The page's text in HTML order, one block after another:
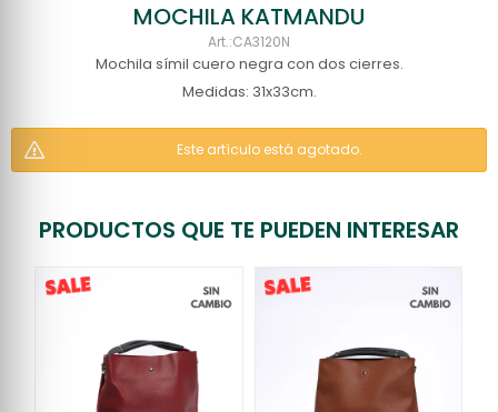
MOCHILA KATMANDU
CA3120N
Mochila símil cuero negra con dos cierres.
Medidas: 31x33cm.
Este artículo está agotado.
PRODUCTOS QUE TE PUEDEN INTERESAR